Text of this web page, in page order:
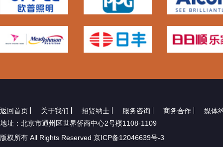
返回首页 关于我们 招贤纳士 服务咨询 商务合作
媒体
地址：北京市通州区世界侨商中心2号楼1108-1109
版权所有 All Rights Reserved 京ICP备12046639号-3